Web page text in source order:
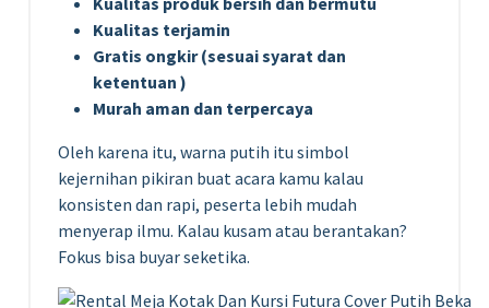
Kualitas terjamin
Gratis ongkir (sesuai syarat dan
ketentuan )
Murah aman dan terpercaya
Oleh karena itu, warna putih itu simbol
kejernihan pikiran buat acara kamu kalau
konsisten dan rapi, peserta lebih mudah
menyerap ilmu. Kalau kusam atau berantakan?
Fokus bisa buyar seketika.